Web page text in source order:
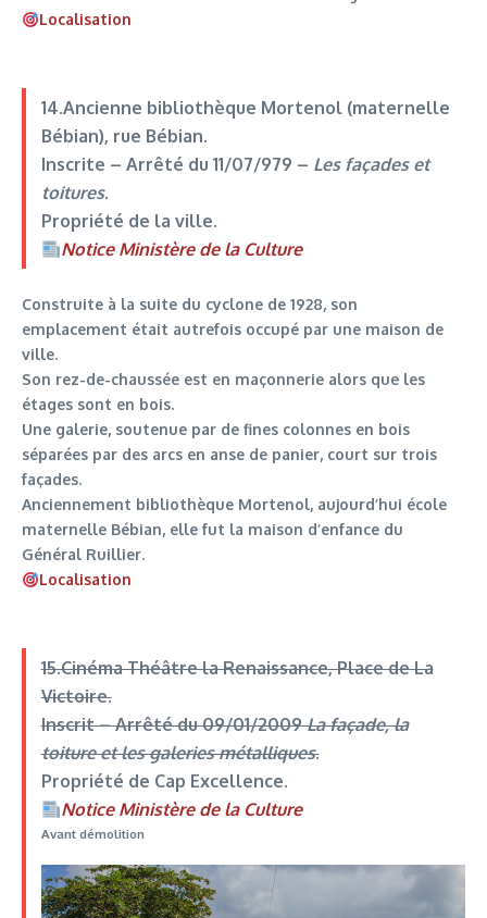
Localisation
14.Ancienne bibliothèque Mortenol (maternelle
Bébian), rue Bébian.
Inscrite – Arrêté du 11/07/979 – Les façades et
toitures.
Propriété de la ville.
Notice Ministère de la Culture
Construite à la suite du cyclone de 1928, son
emplacement était autrefois occupé par une maison de
ville.
Son rez-de-chaussée est en maçonnerie alors que les
étages sont en bois.
Une galerie, soutenue par de fines colonnes en bois
séparées par des arcs en anse de panier, court sur trois
façades.
Anciennement bibliothèque Mortenol, aujourd’hui école
maternelle Bébian, elle fut la maison d’enfance du
Général Ruillier.
Localisation
15.Cinéma Théâtre la Renaissance, Place de La
Victoire.
Inscrit –Arrêté du 09/01/2009 La façade, la
toiture et les galeries métalliques.
Propriété de Cap Excellence.
Notice Ministère de la Culture
Avant démolition